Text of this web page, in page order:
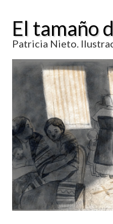
El tamaño
Patricia Nieto.